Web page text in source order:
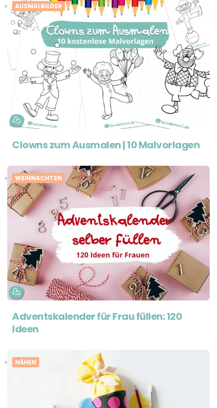
AUSMALBILDER
Clowns zum Ausmalen | 10 Malvorlagen
WEIHNACHTEN
Adventskalender für Frau füllen: 120
Ideen
NÄHEN